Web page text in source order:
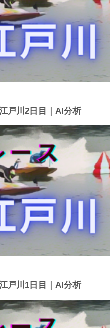
戸川2日目｜AI分析
戸川1日目｜AI分析